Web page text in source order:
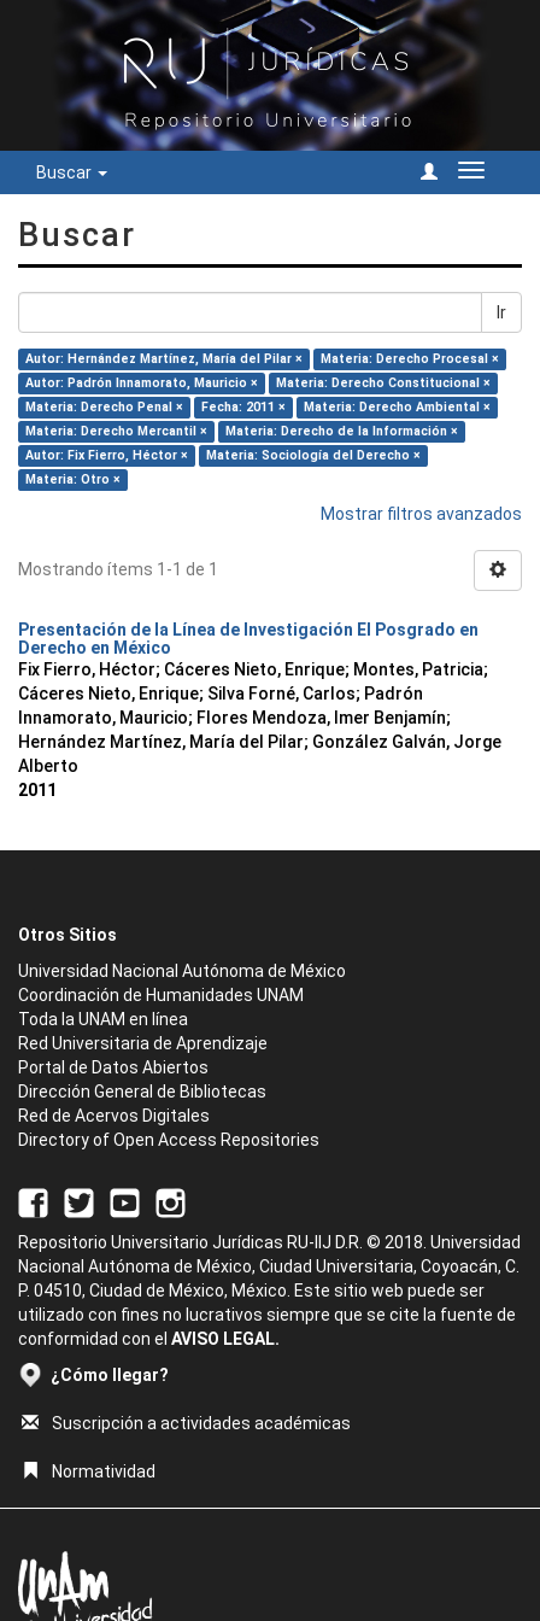
Buscar
Cambiar
Buscar
Ir
Autor: Hernández Martínez, María del Pilar ×
Materia: Derecho Procesal ×
Autor: Padrón Innamorato, Mauricio ×
Materia: Derecho Constitucional ×
Materia: Derecho Penal ×
Fecha: 2011 ×
Materia: Derecho Ambiental ×
Materia: Derecho Mercantil ×
Materia: Derecho de la Información ×
Autor: Fix Fierro, Héctor ×
Materia: Sociología del Derecho ×
Materia: Otro ×
Mostrar filtros avanzados
Mostrando ítems 1-1 de 1
Presentación de la Línea de Investigación El Posgrado en
Derecho en México
Fix Fierro, Héctor; Cáceres Nieto, Enrique; Montes, Patricia;
Cáceres Nieto, Enrique; Silva Forné, Carlos; Padrón
Innamorato, Mauricio; Flores Mendoza, Imer Benjamín;
Hernández Martínez, María del Pilar; González Galván, Jorge
Alberto
2011
Otros Sitios
Universidad Nacional Autónoma de México
Coordinación de Humanidades UNAM
Toda la UNAM en línea
Red Universitaria de Aprendizaje
Portal de Datos Abiertos
Dirección General de Bibliotecas
Red de Acervos Digitales
Directory of Open Access Repositories
Repositorio Universitario Jurídicas RU-IIJ D.R. © 2018. Universidad
Nacional Autónoma de México, Ciudad Universitaria, Coyoacán, C.
P. 04510, Ciudad de México, México. Este sitio web puede ser
utilizado con fines no lucrativos siempre que se cite la fuente de
conformidad con el AVISO LEGAL.
¿Cómo llegar?
Suscripción a actividades académicas
Normatividad